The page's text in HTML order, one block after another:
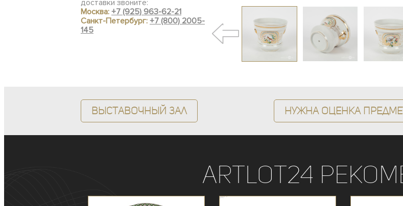
доставки звоните:
Москва: +7 (925) 963-62-21
Санкт-Петербург: +7 (800) 2005-
145
Выставочный зал Нужна оценка
ArtLot24